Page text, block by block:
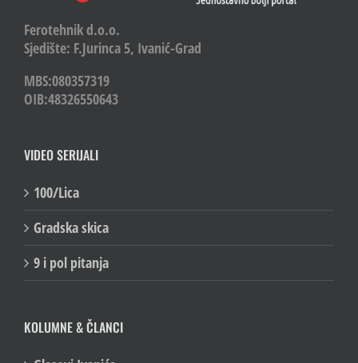
Ferotehnik d.o.o.
Sjedište: F.Jurinca 5, Ivanić-Grad
MBS:080357319
OIB:48326550643
VIDEO SERIJALI
100/Lica
Gradska skica
9 i pol pitanja
KOLUMNE & ČLANCI